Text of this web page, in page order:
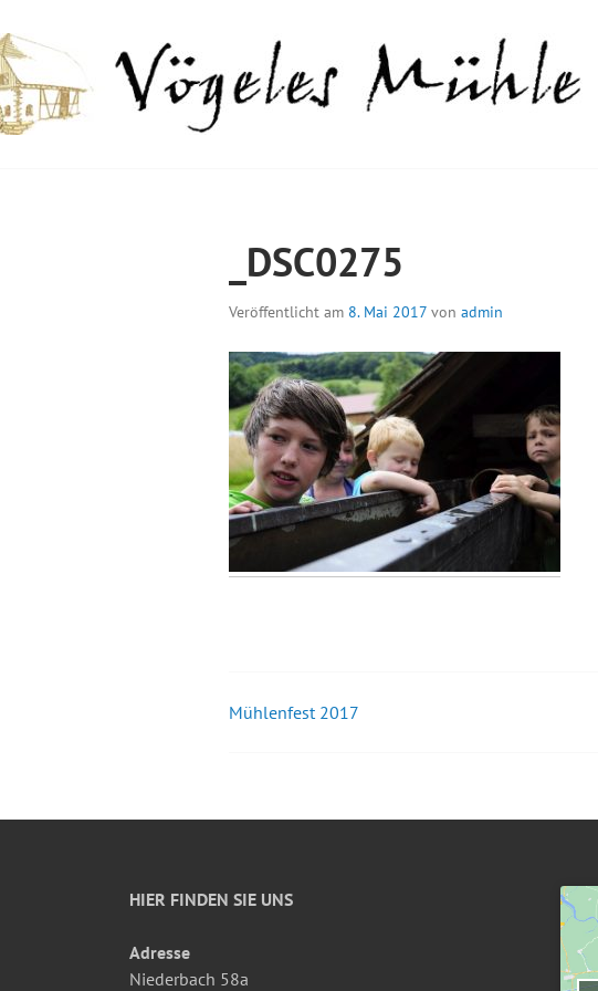
zum
Inhalt
_DSC0275
Veröffentlicht am 8. Mai 2017 von admin
Beitrags-
Mühlenfest 2017
HIER FINDEN SIE UNS
Adresse
Niederbach 58a